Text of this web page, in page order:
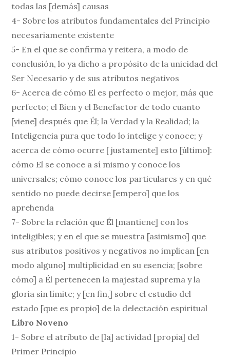
todas las [demás] causas
4- Sobre los atributos fundamentales del Principio
necesariamente existente
5- En el que se confirma y reitera, a modo de
conclusión, lo ya dicho a propósito de la unicidad del
Ser Necesario y de sus atributos negativos
6- Acerca de cómo El es perfecto o mejor, más que
perfecto; el Bien y el Benefactor de todo cuanto
[viene] después que Él; la Verdad y la Realidad; la
Inteligencia pura que todo lo intelige y conoce; y
acerca de cómo ocurre [justamente] esto [último]:
cómo El se conoce a sí mismo y conoce los
universales; cómo conoce los particulares y en qué
sentido no puede decirse [empero] que los
aprehenda
7- Sobre la relación que Él [mantiene] con los
inteligibles; y en el que se muestra [asimismo] que
sus atributos positivos y negativos no implican [en
modo alguno] multiplicidad en su esencia; [sobre
cómo] a Él pertenecen la majestad suprema y la
gloria sin límite; y [en fin,] sobre el estudio del
estado [que es propio] de la delectación espiritual
Libro Noveno
1- Sobre el atributo de [la] actividad [propia] del
Primer Principio